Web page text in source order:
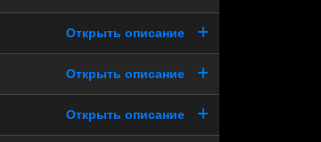
Открыть описание
Открыть описание
Открыть описание